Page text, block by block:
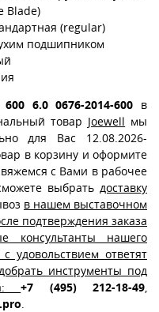
Blade)
(regular)
подшипником
6.0 0676-2014-600 в
товар Joewell мы
для Вас 12.08.2026-
в корзину и оформите
с Вами в рабочее
выбрать доставку
в нашем выставочном
подтверждения заказа
консультанты нашего
удовольствием ответят
инструменты под
+7 (495) 212-18-49